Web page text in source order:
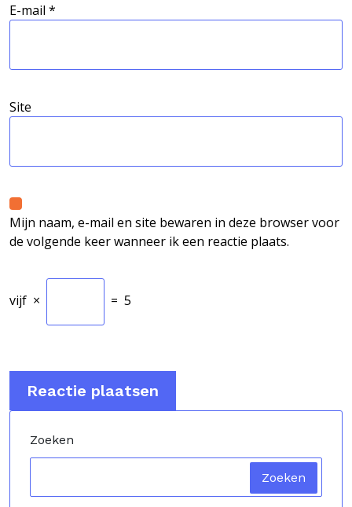
E-mail *
Site
Mijn naam, e-mail en site bewaren in deze browser voor
de volgende keer wanneer ik een reactie plaats.
vijf × = 5
Zoeken
Zoeken